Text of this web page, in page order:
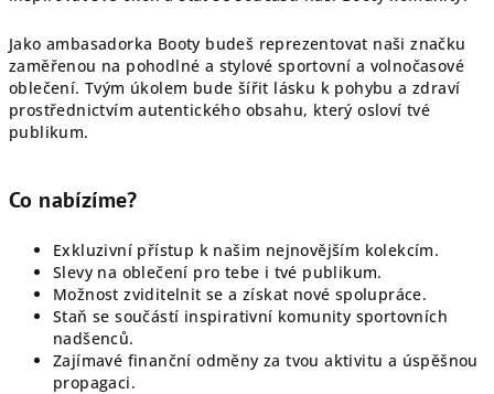
Jako ambasadorka Booty budeš reprezentovat naši značku
zaměřenou na pohodlné a stylové sportovní a volnočasové
oblečení. Tvým úkolem bude šířit lásku k pohybu a zdraví
prostřednictvím autentického obsahu, který osloví tvé
publikum.
Co nabízíme?
Exkluzivní přístup k našim nejnovějším kolekcím.
Slevy na oblečení pro tebe i tvé publikum.
Možnost zviditelnit se a získat nové spolupráce.
Staň se součástí inspirativní komunity sportovních
nadšenců.
Zajímavé finanční odměny za tvou aktivitu a úspěšnou
propagaci.